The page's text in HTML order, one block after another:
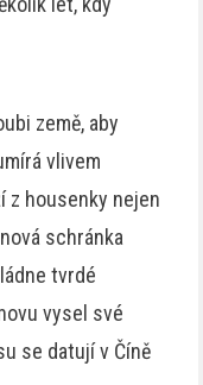
země, aby
vlivem
z housenky nejen
schránka
tvrdé
vysel své
se datují v Číně